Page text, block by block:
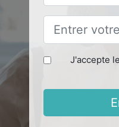
J'accepte